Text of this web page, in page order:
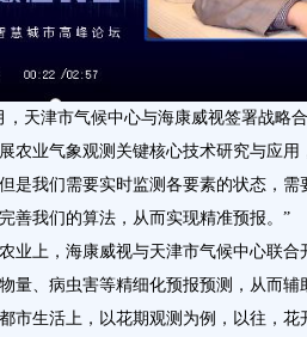
，天津市气候中心与海康威视签署战略
农业气象观测关键核心技术研究与应
是我们需要实时监测各要素的状态，
善我们的算法，从而实现精准预报。”
业上，海康威视与天津市气候中心联
量、病虫害等精细化预报预测，从而辅
市生活上，以花期观测为例，以往，